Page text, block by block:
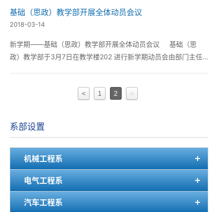
合劳...
基础（思政）教学部开展全体动员会议
2018-03-14
新学期——基础（思政）教学部开展全体动员会议 基础（思
政）教学部于3月7日在教学楼202 进行新学期动员会由部门主任
< 1 2 >
系部设置
机械工程系
电气工程系
汽车工程系